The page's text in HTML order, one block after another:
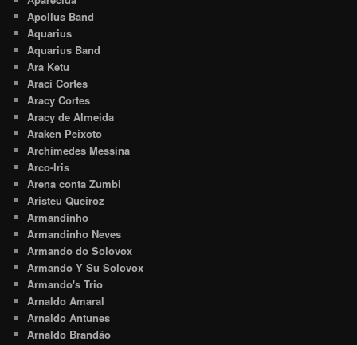
Apollus Band
Aquarius
Aquarius Band
Ara Ketu
Araci Cortes
Aracy Cortes
Aracy de Almeida
Araken Peixoto
Archimedes Messina
Arco-Iris
Arena conta Zumbi
Aristeu Queiroz
Armandinho
Armandinho Neves
Armando do Solovox
Armando Y Su Solovox
Armando's Trio
Arnaldo Amaral
Arnaldo Antunes
Arnaldo Brandão